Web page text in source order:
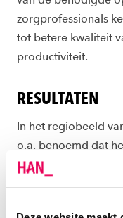
zorgprofessionals
tot betere kwaliteit
productiviteit.
RESULTATEN
In het regiobeeld
o.a. benoemd dat
waaronder